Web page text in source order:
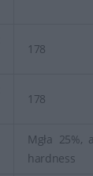
178
178
Mgła 25%,
hardness